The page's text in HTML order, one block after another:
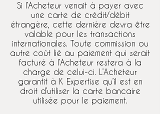
Si l’Acheteur venait à payer avec
une carte de crédit/débit
étrangère, cette dernière devra être
valable pour les transactions
internationales. Toute commission ou
autre coût lié au paiement qui serait
facturé à l’Acheteur restera à la
charge de celui-ci. L’Acheteur
garantit à K Expertise qu’il est en
droit d’utiliser la carte bancaire
utilisée pour le paiement.